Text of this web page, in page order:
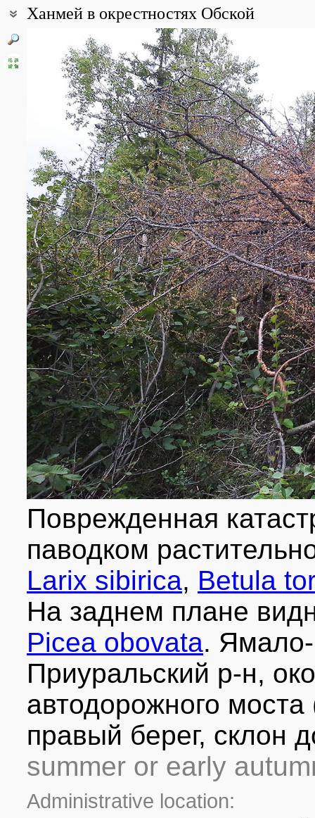
Ханмей в окрестностях Обской
66° 42′ 06.11″ N, 66° 09′ 55.52″ E (view at maps of
All photos(15) Photos of plants & lichens(8)
Поврежденная
паводком
Larix sibirica, Betula
На заднем плане
Picea obovata.
Приуральский р-н,
автодорожного
правый берег, склон
summer or early
Administrative location: